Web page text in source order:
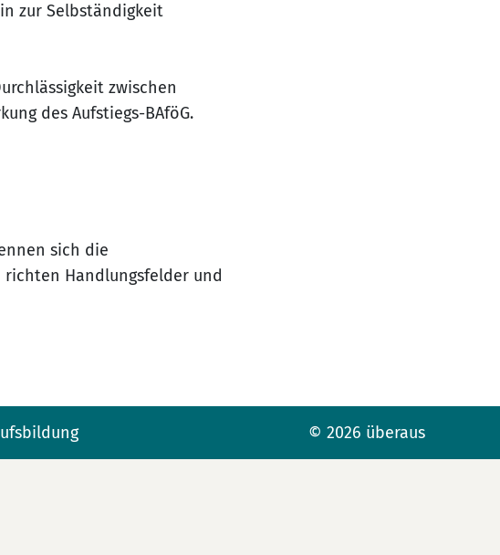
zur Selbständigkeit
zwischen
des Aufstiegs-BAföG.
sich die
Handlungsfelder und
© 2026 überaus